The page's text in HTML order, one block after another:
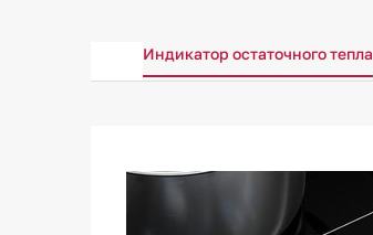
Индикатор остаточного тепла